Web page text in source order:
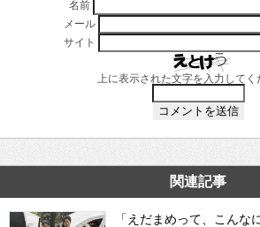
名前
メール
サイト
上に表示された文字を入力してく
関連記事
「えだまめって、こんな